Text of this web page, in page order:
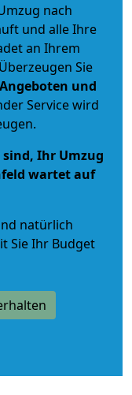
nach
und alle Ihre
an Ihrem
Sie
und
Service wird
sind, Ihr Umzug
wartet auf
natürlich
Sie Ihr Budget